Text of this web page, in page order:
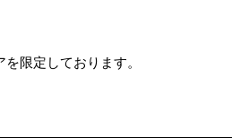
を限定しております。